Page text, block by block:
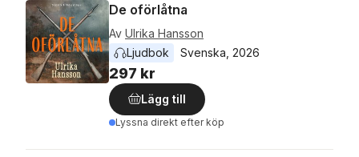
De oförlåtna
Av Ulrika Hansson
Ljudbok
Svenska 2026
297 kr
Lägg till
Lyssna direkt efter köp